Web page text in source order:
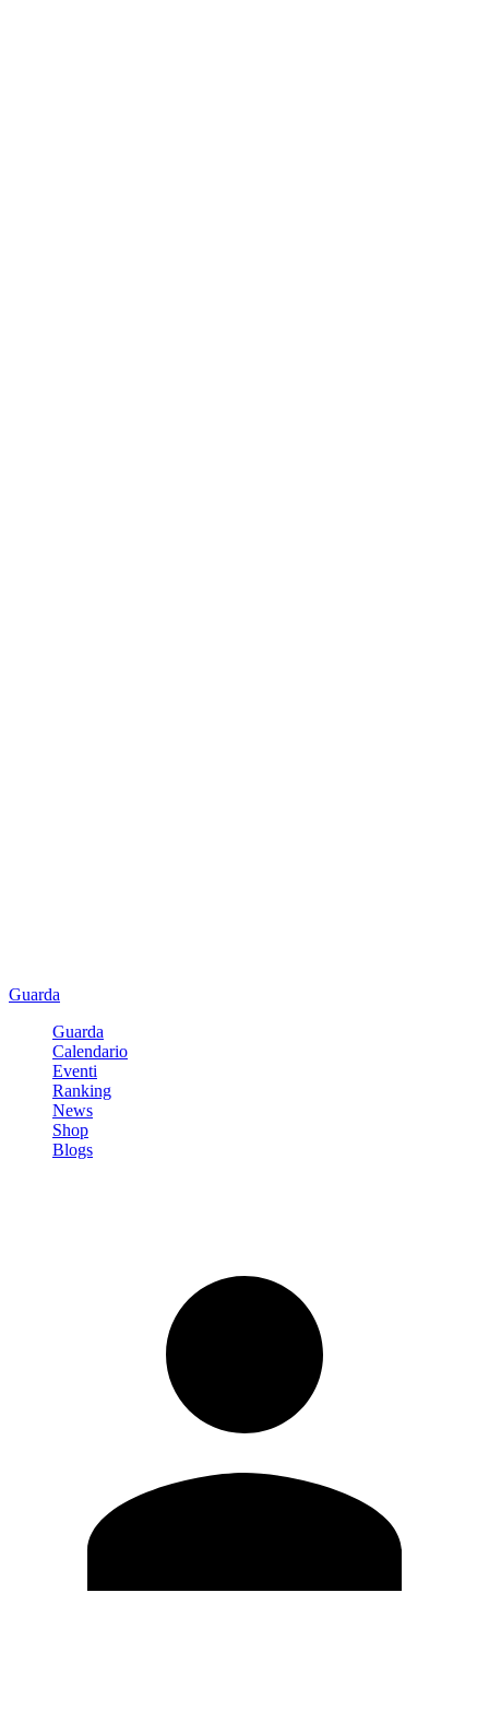
Guarda
Guarda
Calendario
Eventi
Ranking
News
Shop
Blogs